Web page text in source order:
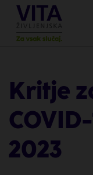
Kritje
COVID-
2023